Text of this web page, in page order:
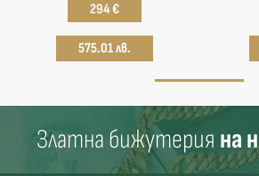
294 €
575.01 лв.
Златна бижутерия на